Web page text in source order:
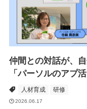
仲間との対話が、
「パーソルのアプ
人材育成 研修
2026.06.17